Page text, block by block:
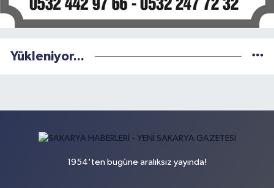
Yükleniyor...
1954'ten bugüne aralıksız yayında!